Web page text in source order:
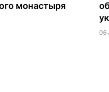
монастыря
06